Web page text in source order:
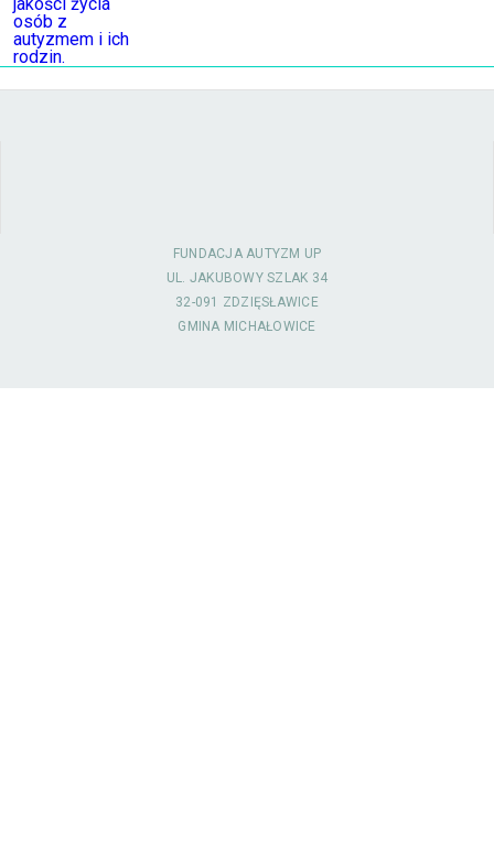
FUNDACJA AUTYZM UP
UL. JAKUBOWY SZLAK 34
32-091 ZDZIĘSŁAWICE
GMINA MICHAŁOWICE